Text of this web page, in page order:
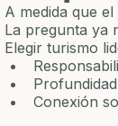
A medida que
La pregunta ya
Elegir turismo
Conexión